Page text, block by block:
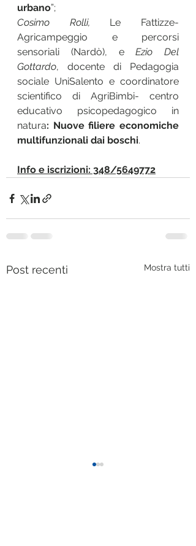
urbano”;
Cosimo Rolli, Le Fattizze-
Agricampeggio e percorsi
sensoriali (Nardò), e Ezio Del
Gottardo, docente di Pedagogia
sociale UniSalento e coordinatore
scientifico di AgriBimbi- centro
educativo psicopedagogico in
natura: Nuove filiere economiche
multifunzionali dai boschi.
Info e iscrizioni: 348/5649772
Post recenti Mostra tutti